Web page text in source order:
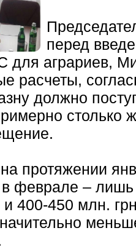
перед
для аграриев,
расчеты,
должно
столько
протяжении
феврале –
400-450 млн.